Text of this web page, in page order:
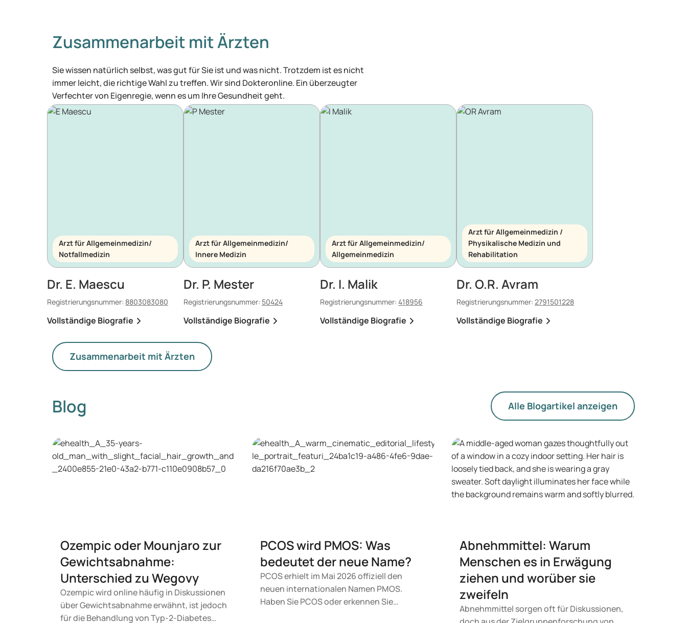
Zusammenarbeit mit Ärzten
Sie wissen natürlich selbst, was gut für Sie ist und was nicht. Trotzdem ist es nicht
immer leicht, die richtige Wahl zu treffen. Wir sind Dokteronline. Ein überzeugter
Verfechter von Eigenregie, wenn es um Ihre Gesundheit geht.
Arzt für Allgemeinmedizin/
Notfallmedizin
Dr. E. Maescu
Registrierungsnummer: 8803083080
Vollständige Biografie
Arzt für Allgemeinmedizin/
Innere Medizin
Dr. P. Mester
Registrierungsnummer: 50424
Vollständige Biografie
Arzt für Allgemeinmedizin/
Allgemeinmedizin
Dr. I. Malik
Registrierungsnummer: 418956
Vollständige Biografie
Arzt für Allgemeinmedizin /
Physikalische Medizin und
Rehabilitation
Dr. O.R. Avram
Registrierungsnummer: 2791501228
Vollständige Biografie
Zusammenarbeit mit Ärzten
Blog Alle Blogartikel anzeigen
Ozempic oder Mounjaro zur
Gewichtsabnahme:
Unterschied zu Wegovy
Ozempic wird online häufig in Diskussionen
über Gewichtsabnahme erwähnt, ist jedoch
für die Behandlung von Typ-2-Diabetes
PCOS wird PMOS: Was
bedeutet der neue Name?
PCOS erhielt im Mai 2026 offiziell den
neuen internationalen Namen PMOS.
Haben Sie PCOS oder erkennen Sie
Abnehmmittel: Warum
Menschen es in Erwägung
ziehen und worüber sie
zweifeln
Abnehmmittel sorgen oft für Diskussionen,